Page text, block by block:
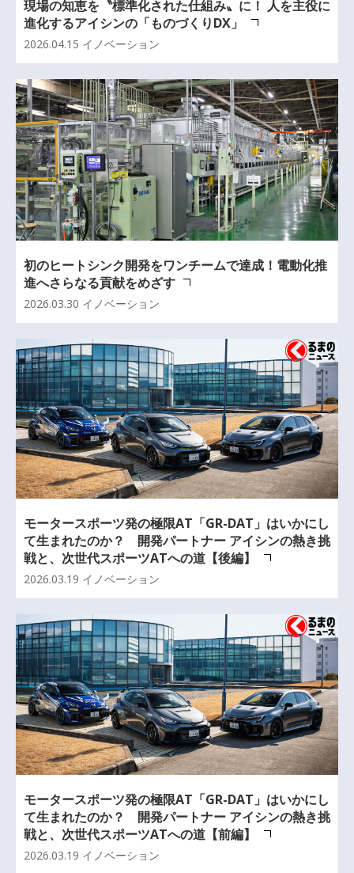
現場の知恵を〝標準化された仕組み〟に！ 人を主役に
進化するアイシンの「ものづくりDX」
2026.04.15 イノベーション
初のヒートシンク開発をワンチームで達成！電動化推
進へさらなる貢献をめざす
2026.03.30 イノベーション
モータースポーツ発の極限AT「GR-DAT」はいかにし
て生まれたのか？ 開発パートナー アイシンの熱き挑
戦と、次世代スポーツATへの道【後編】
2026.03.19 イノベーション
モータースポーツ発の極限AT「GR-DAT」はいかにし
て生まれたのか？ 開発パートナー アイシンの熱き挑
戦と、次世代スポーツATへの道【前編】
2026.03.19 イノベーション